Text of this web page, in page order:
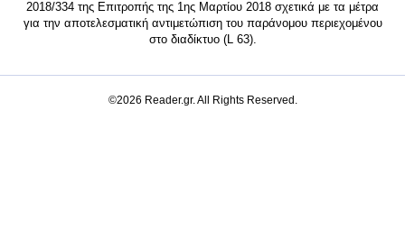
2018/334 της Επιτροπής της 1ης Μαρτίου 2018 σχετικά με τα μέτρα
για την αποτελεσματική αντιμετώπιση του παράνομου περιεχομένου
στο διαδίκτυο (L 63).
©2026 Reader.gr. All Rights Reserved.